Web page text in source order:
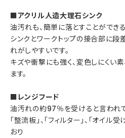
■アクリル人造大理石シンク
油汚れも、簡単に落とすことができ
シンクとワークトップの接合部に段
れがしやすいです。
キズや衝撃にも強く、変色しにくい
ます。
■レンジフード
油汚れの約97％を受けると言われ
「整流板」、「フィルター」、「オイ
おり